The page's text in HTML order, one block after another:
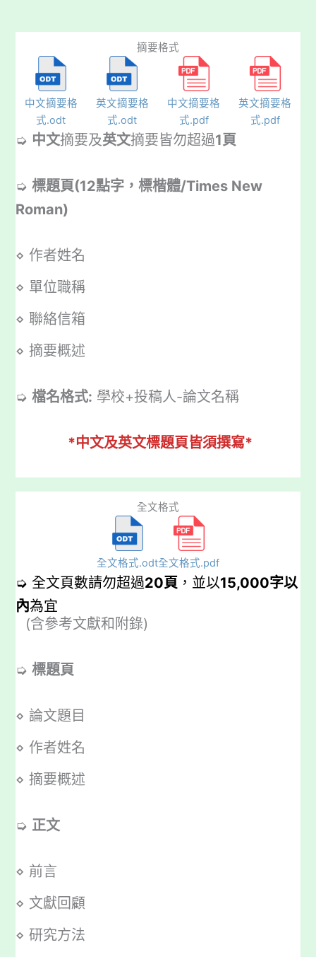
摘要格式
中文摘要格
式.odt
英文摘要格
式.odt
中文摘要格
式.pdf
英文摘要格
式.pdf
➭ 中文摘要及英文摘要皆勿超過1頁
➭ 標題頁(12點字，標楷體/Times New
Roman)
⋄ 作者姓名
⋄ 單位職稱
⋄ 聯絡信箱
⋄ 摘要概述
➭ 檔名格式: 學校+投稿人-論文名稱
*中文及英文標題頁皆須撰寫*
全文格式
全文格式.odt全文格式.pdf
➭ 全文頁數請勿超過20頁，並以15,000字以
內為宜
(含參考文獻和附錄)
➭ 標題頁
⋄ 論文題目
⋄ 作者姓名
⋄ 摘要概述
➭ 正文
⋄ 前言
⋄ 文獻回顧
⋄ 研究方法